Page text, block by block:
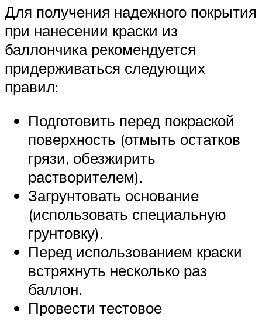
Для получения надежного покрытия
при нанесении краски из
баллончика рекомендуется
придерживаться следующих
правил:
Подготовить перед покраской
поверхность (отмыть остатков
грязи, обезжирить
растворителем).
Загрунтовать основание
(использовать специальную
грунтовку).
Перед использованием краски
встряхнуть несколько раз
баллон.
Провести тестовое